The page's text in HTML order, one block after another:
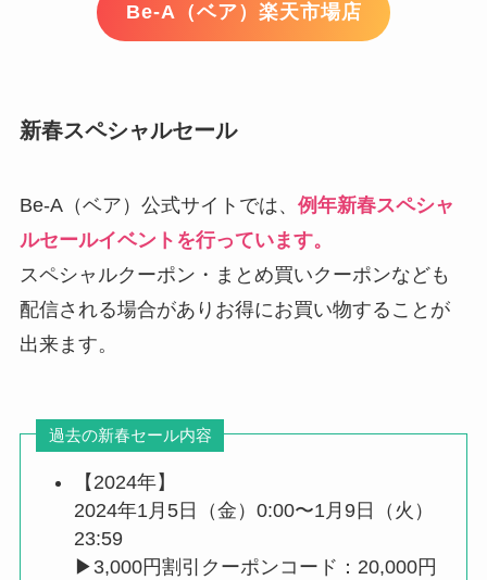
Be-A（ベア）楽天市場店
新春スペシャルセール
Be-A（ベア）公式サイトでは、 例年新春スペシャ
ルセールイベントを行っています。
スペシャルクーポン・まとめ買いクーポンなども
配信される場合がありお得にお買い物することが
出来ます。
過去の新春セール内容
【2024年】
2024年1月5日（金）0:00〜1月9日（火）
23:59
▶︎3,000円割引クーポンコード：20,000円